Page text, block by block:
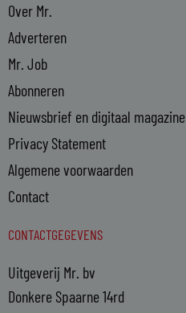
Over Mr.
Adverteren
Mr. Job
Abonneren
Nieuwsbrief en digitaal magazine
Privacy Statement
Algemene voorwaarden
Contact
CONTACTGEGEVENS
Uitgeverij Mr. bv
Donkere Spaarne 14rd